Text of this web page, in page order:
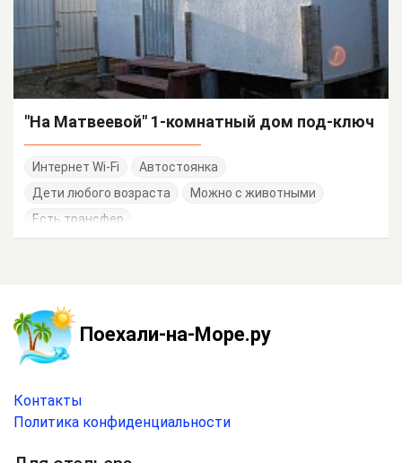
"На Матвеевой" 1-комнатный дом под-ключ
Интернет Wi-Fi
Автостоянка
Дети любого возраста
Можно с животными
Есть трансфер
Поехали-на-Море.ру
Контакты
Политика конфиденциальности